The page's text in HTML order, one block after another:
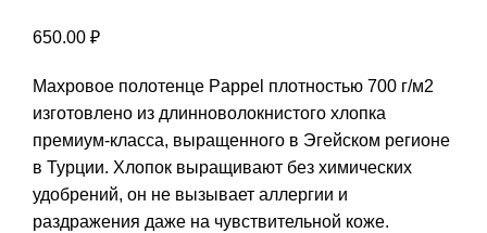
650.00 ₽
Махровое полотенце Pappel плотностью 700 г/м2
изготовлено из длинноволокнистого хлопка
премиум-класса, выращенного в Эгейском регионе
в Турции. Хлопок выращивают без химических
удобрений, он не вызывает аллергии и
раздражения даже на чувствительной коже.